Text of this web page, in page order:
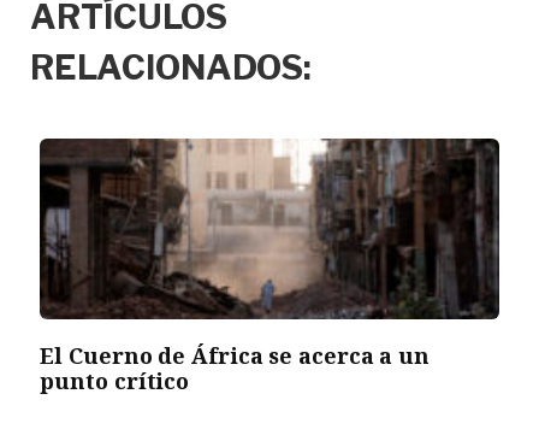
ARTÍCULOS
RELACIONADOS:
El Cuerno de África se acerca a un
punto crítico